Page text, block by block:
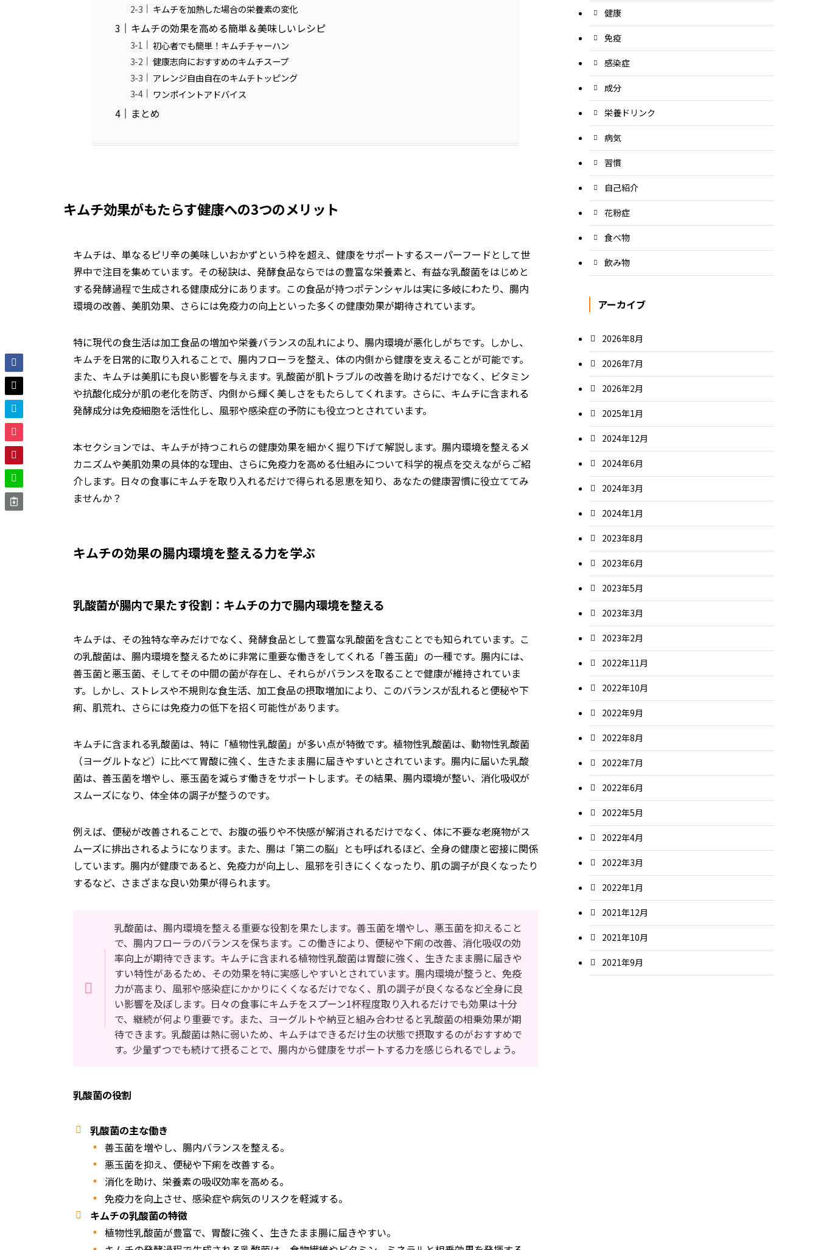
キムチを加熱した場合の栄養素の変化
キムチの効果を高める簡単＆美味しいレシピ
初心者でも簡単！キムチチャーハン
健康志向におすすめのキムチスープ
アレンジ自由自在のキムチトッピング
ワンポイントアドバイス
まとめ
キムチ効果がもたらす健康への3つのメリット
キムチは、単なるピリ辛の美味しいおかずという枠を超え、健康をサポートするスーパーフードとして世
界中で注目を集めています。その秘訣は、発酵食品ならではの豊富な栄養素と、有益な乳酸菌をはじめと
する発酵過程で生成される健康成分にあります。この食品が持つポテンシャルは実に多岐にわたり、腸内
環境の改善、美肌効果、さらには免疫力の向上といった多くの健康効果が期待されています。
特に現代の食生活は加工食品の増加や栄養バランスの乱れにより、腸内環境が悪化しがちです。しかし、
キムチを日常的に取り入れることで、腸内フローラを整え、体の内側から健康を支えることが可能です。
また、キムチは美肌にも良い影響を与えます。乳酸菌が肌トラブルの改善を助けるだけでなく、ビタミン
や抗酸化成分が肌の老化を防ぎ、内側から輝く美しさをもたらしてくれます。さらに、キムチに含まれる
発酵成分は免疫細胞を活性化し、風邪や感染症の予防にも役立つとされています。
本セクションでは、キムチが持つこれらの健康効果を細かく掘り下げて解説します。腸内環境を整えるメ
カニズムや美肌効果の具体的な理由、さらに免疫力を高める仕組みについて科学的視点を交えながらご紹
介します。日々の食事にキムチを取り入れるだけで得られる恩恵を知り、あなたの健康習慣に役立ててみ
ませんか？
キムチの効果の腸内環境を整える力を学ぶ
乳酸菌が腸内で果たす役割：キムチの力で腸内環境を整える
キムチは、その独特な辛みだけでなく、発酵食品として豊富な乳酸菌を含むことでも知られています。こ
の乳酸菌は、腸内環境を整えるために非常に重要な働きをしてくれる「善玉菌」の一種です。腸内には、
善玉菌と悪玉菌、そしてその中間の菌が存在し、それらがバランスを取ることで健康が維持されていま
す。しかし、ストレスや不規則な食生活、加工食品の摂取増加により、このバランスが乱れると便秘や下
痢、肌荒れ、さらには免疫力の低下を招く可能性があります。
キムチに含まれる乳酸菌は、特に「植物性乳酸菌」が多い点が特徴です。植物性乳酸菌は、動物性乳酸菌
（ヨーグルトなど）に比べて胃酸に強く、生きたまま腸に届きやすいとされています。腸内に届いた乳酸
菌は、善玉菌を増やし、悪玉菌を減らす働きをサポートします。その結果、腸内環境が整い、消化吸収が
スムーズになり、体全体の調子が整うのです。
例えば、便秘が改善されることで、お腹の張りや不快感が解消されるだけでなく、体に不要な老廃物がス
ムーズに排出されるようになります。また、腸は「第二の脳」とも呼ばれるほど、全身の健康と密接に関係
しています。腸内が健康であると、免疫力が向上し、風邪を引きにくくなったり、肌の調子が良くなったり
するなど、さまざまな良い効果が得られます。
乳酸菌は、腸内環境を整える重要な役割を果たします。善玉菌を増やし、悪玉菌を抑えること
で、腸内フローラのバランスを保ちます。この働きにより、便秘や下痢の改善、消化吸収の効
率向上が期待できます。キムチに含まれる植物性乳酸菌は胃酸に強く、生きたまま腸に届きや
すい特性があるため、その効果を特に実感しやすいとされています。腸内環境が整うと、免疫
力が高まり、風邪や感染症にかかりにくくなるだけでなく、肌の調子が良くなるなど全身に良
い影響を及ぼします。日々の食事にキムチをスプーン1杯程度取り入れるだけでも効果は十分
で、継続が何より重要です。また、ヨーグルトや納豆と組み合わせると乳酸菌の相乗効果が期
待できます。乳酸菌は熱に弱いため、キムチはできるだけ生の状態で摂取するのがおすすめで
す。少量ずつでも続けて摂ることで、腸内から健康をサポートする力を感じられるでしょう。
乳酸菌の役割
乳酸菌の主な働き
善玉菌を増やし、腸内バランスを整える。
悪玉菌を抑え、便秘や下痢を改善する。
消化を助け、栄養素の吸収効率を高める。
免疫力を向上させ、感染症や病気のリスクを軽減する。
キムチの乳酸菌の特徴
植物性乳酸菌が豊富で、胃酸に強く、生きたまま腸に届きやすい。
健康
免疫
感染症
成分
栄養ドリンク
病気
習慣
自己紹介
花粉症
食べ物
飲み物
アーカイブ
2026年8月
2026年7月
2026年2月
2025年1月
2024年12月
2024年6月
2024年3月
2024年1月
2023年8月
2023年6月
2023年5月
2023年3月
2023年2月
2022年11月
2022年10月
2022年9月
2022年8月
2022年7月
2022年6月
2022年5月
2022年4月
2022年3月
2022年1月
2021年12月
2021年10月
2021年9月